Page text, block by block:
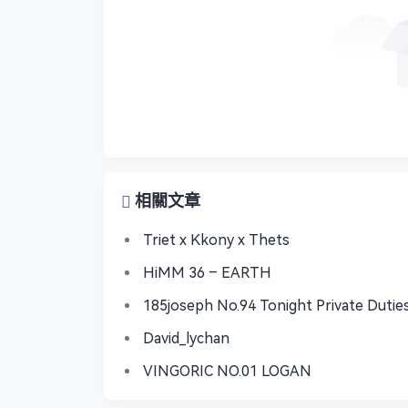
相關文章
Triet x Kkony x Thets
HiMM 36 – EARTH
185joseph No.94 Tonight Private
David_lychan
VINGORIC NO.01 LOGAN